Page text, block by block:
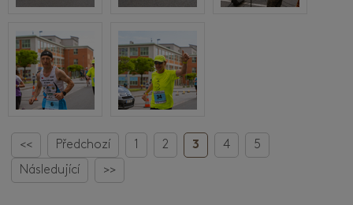
<< Předchozí 1 2 3 4
5
Následující
>>